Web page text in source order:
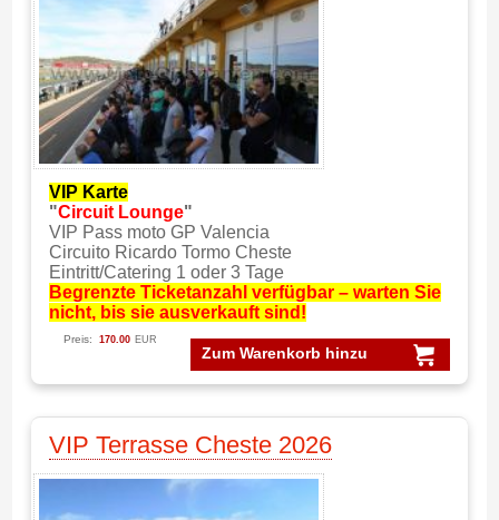
VIP Karte
"Circuit Lounge"
VIP Pass moto GP Valencia
Circuito Ricardo Tormo Cheste
Eintritt/Catering 1 oder 3 Tage
Begrenzte Ticketanzahl verfügbar – warten Sie
nicht, bis sie ausverkauft sind!
Zum Warenkorb hinzu
Preis: 170.00 EUR
VIP Terrasse Cheste 2026